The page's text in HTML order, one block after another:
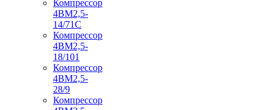
Компрессор
4ВМ2,5-
14/71C
Компрессор
4ВМ2,5-
18/101
Компрессор
4ВМ2,5-
28/9
Компрессор